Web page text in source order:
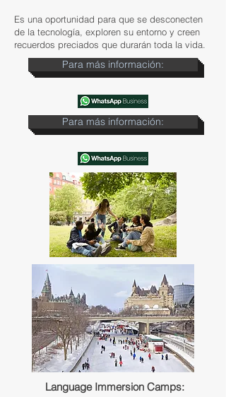
Es una oportunidad para que se desconecten
de la tecnología, exploren su entorno y creen
recuerdos preciados que durarán toda la vida.
Para más información:
Para más información:
Language Immersion Camps: